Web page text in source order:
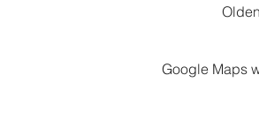
Google Maps